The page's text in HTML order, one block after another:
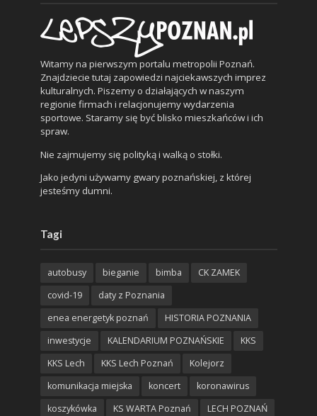
Witamy na pierwszym portalu metropolii Poznań.
Znajdziecie tutaj zapowiedzi najciekawszych imprez
kulturalnych. Piszemy o działających w naszym
regionie firmach i relacjonujemy wydarzenia
sportowe. Staramy się być blisko mieszkańców i ich
spraw.
Nie zajmujemy się polityką i walką o stołki.
Jako jedyni używamy gwary poznańskiej, z której
jesteśmy dumni.
Tagi
autobusy bieganie bimba
CK ZAMEK
covid-19
daty z Poznania
enea energetyk poznań
HISTORIA POZNANIA
inwestycje
KALENDARIUM POZNAŃSKIE
KKS
KKS Lech
KKS Lech Poznań
Kolejorz
komunikacja miejska
koncert
koronawirus
koszykówka
KS WARTA Poznań
LECH POZNAŃ